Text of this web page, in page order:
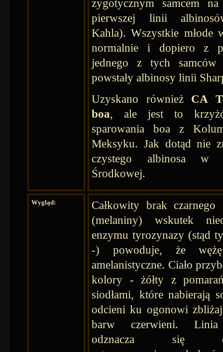
zygotycznym samcem
pierwszej linii
Kahla). Wszystkie młode
normalnie i dopiero z
jednego z tych
powstały albinosy linii
Uzyskano również CA
boa, ale jest to
sparowania boa z
Meksyku. Jak dotąd nie
czystego albinosa w
Środkowej.
Wygląd:
Całkowity brak czarnego
(melaniny) wskutek
enzymu tyrozynazy (stąd
-) powoduje, że
amelanistyczne. Ciało
kolory - żółty z
siodłami, które nabierają
odcieni ku ogonowi
barw czerwieni. Linia
odznacza się